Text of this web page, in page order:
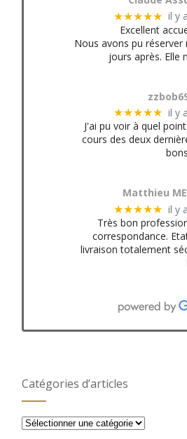
★★★★★ il y
Excellent
Nous avons pu
jours après. Elle
★★★★★ il y
J'ai pu voir à quel
cours des deux
Matthieu
★★★★★ il y
Très bon
correspondance.
livraison totalement
Catégories d’articles
Catégories